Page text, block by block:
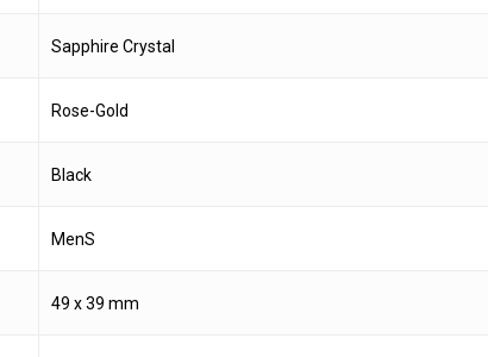
Sapphire Crystal
Rose-Gold
Black
MenS
49 x 39 mm